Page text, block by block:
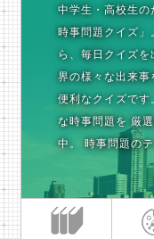
中学生・高校生
時事問題クイズ」。
ら、毎日クイズを
界の様々な出来事
便利なクイズです。
な時事問題を 厳
中。
時事問題の